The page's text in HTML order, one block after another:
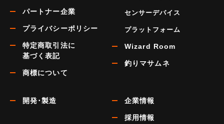
パートナー企業
プライバシーポリシー
特定商取引法に
基づく表記
商標について
センサーデバイス
プラットフォーム
Wizard Room
釣りマサムネ
開発･製造 企業情報
採用情報